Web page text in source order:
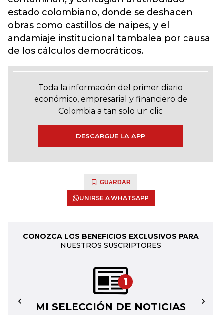
estado colombiano, donde se deshacen
obras como castillos de naipes, y el
andamiaje institucional tambalea por causa
de los cálculos democráticos.
Toda la información del primer diario
económico, empresarial y financiero de
Colombia a tan solo un clic
DESCARGUE LA APP
GUARDAR
UNIRSE A WHATSAPP
CONOZCA LOS BENEFICIOS EXCLUSIVOS PARA
NUESTROS SUSCRIPTORES
1
MI SELECCIÓN DE NOTICIAS
← →